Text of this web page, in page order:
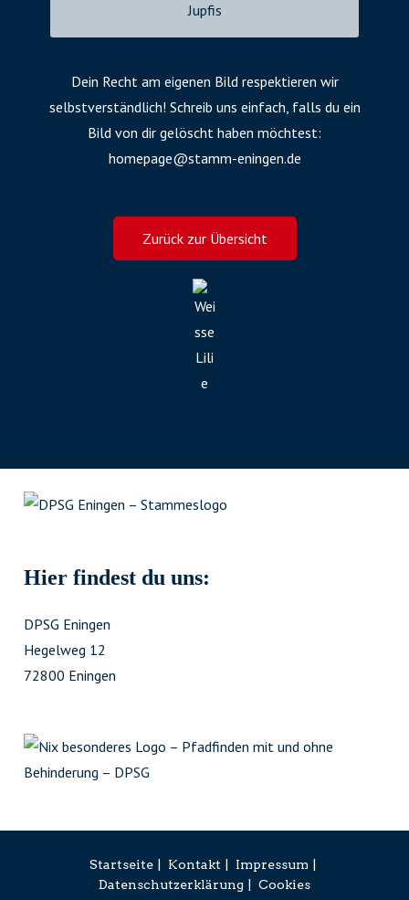
Jupfis
Dein Recht am eigenen Bild respektieren wir
selbstverständlich! Schreib uns einfach, falls du ein
Bild von dir gelöscht haben möchtest:
homepage@stamm-eningen.de
Zurück zur Übersicht
Hier findest du uns:
DPSG Eningen
Hegelweg 12
72800 Eningen
Startseite Kontakt
Impressum
Datenschutzerklärung
Cookies